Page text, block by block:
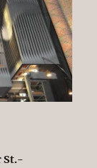
St.-